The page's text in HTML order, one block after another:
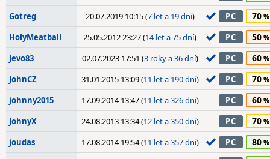
Gotreg 20.07.2019 10:15 (7 let a 19 dní) PC 70
HolyMeatball 25.05.2012 23:27 (14 let a 75 dní) PC 50
Jevo83 02.07.2023 17:51 (3 roky a 36 dní) PC 60
JohnCZ 31.01.2015 13:09 (11 let a 190 dní) PC 70
johnny2015 17.09.2014 13:47 (11 let a 326 dní) PC 60
JohnyX 24.08.2013 13:34 (12 let a 350 dní) PC 70
joudas 17.08.2014 19:54 (11 let a 357 dní) PC 80